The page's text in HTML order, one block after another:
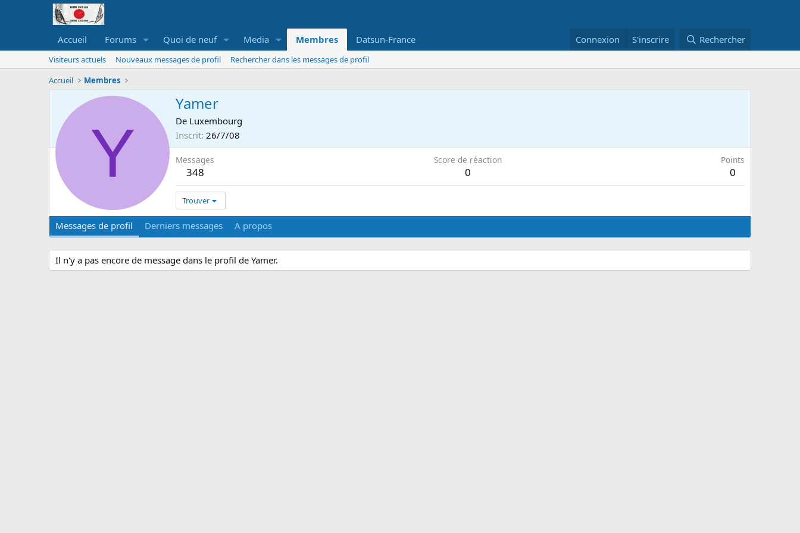
Accueil Forums Quoi de neuf Media Membres Datsun-France Connexion S'inscrire Rechercher
Visiteurs actuels Nouveaux messages de profil
Rechercher dans les messages de profil
Accueil
Membres
Y
Yamer
De Luxembourg
Inscrit 26/7/08
Messages
348
Score de réaction
0
Points
0
Trouver
Messages de profil Derniers messages A propos
Il n'y a pas encore de message dans le profil de Yamer.